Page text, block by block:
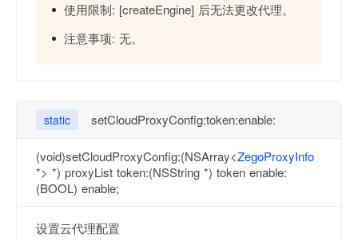
使用限制: [createEngine] 后无法更改代理。
注意事项: 无。
static setCloudProxyConfig:token:enable:
(void)setCloudProxyConfig:(NSArray<ZegoProxyInfo
*> *) proxyList token:(NSString *) token enable:
(BOOL) enable;
设置云代理配置